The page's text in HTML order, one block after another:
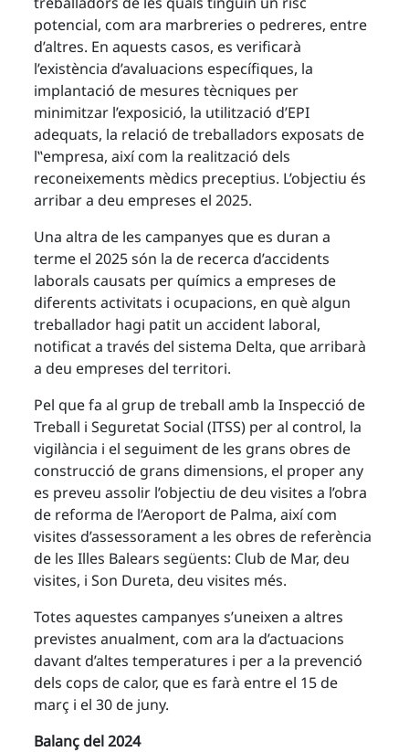
potencial, com ara marbreries o pedreres, entre
d’altres. En aquests casos, es verificarà
l’existència d’avaluacions específiques, la
implantació de mesures tècniques per
minimitzar l’exposició, la utilització d’EPI
adequats, la relació de treballadors exposats de
l‟empresa, així com la realització dels
reconeixements mèdics preceptius. L’objectiu és
arribar a deu empreses el 2025.
Una altra de les campanyes que es duran a
terme el 2025 són la de recerca d’accidents
laborals causats per químics a empreses de
diferents activitats i ocupacions, en què algun
treballador hagi patit un accident laboral,
notificat a través del sistema Delta, que arribarà
a deu empreses del territori.
Pel que fa al grup de treball amb la Inspecció de
Treball i Seguretat Social (ITSS) per al control, la
vigilància i el seguiment de les grans obres de
construcció de grans dimensions, el proper any
es preveu assolir l’objectiu de deu visites a l’obra
de reforma de l’Aeroport de Palma, així com
visites d’assessorament a les obres de referència
de les Illes Balears següents: Club de Mar, deu
visites, i Son Dureta, deu visites més.
Totes aquestes campanyes s’uneixen a altres
previstes anualment, com ara la d’actuacions
davant d’altes temperatures i per a la prevenció
dels cops de calor, que es farà entre el 15 de
març i el 30 de juny.
Balanç del 2024